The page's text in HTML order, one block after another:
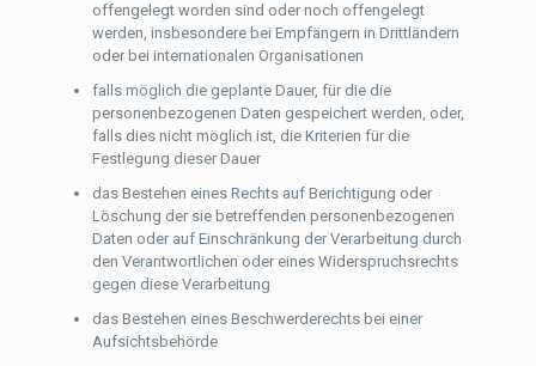
offengelegt worden sind oder noch offengelegt
werden, insbesondere bei Empfängern in Drittländern
oder bei internationalen Organisationen
falls möglich die geplante Dauer, für die die
personenbezogenen Daten gespeichert werden, oder,
falls dies nicht möglich ist, die Kriterien für die
Festlegung dieser Dauer
das Bestehen eines Rechts auf Berichtigung oder
Löschung der sie betreffenden personenbezogenen
Daten oder auf Einschränkung der Verarbeitung durch
den Verantwortlichen oder eines Widerspruchsrechts
gegen diese Verarbeitung
das Bestehen eines Beschwerderechts bei einer
Aufsichtsbehörde